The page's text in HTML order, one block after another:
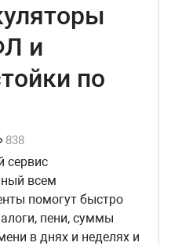
и
по
838
сервис
всем
помогут быстро
пени, суммы
в днях и неделях и